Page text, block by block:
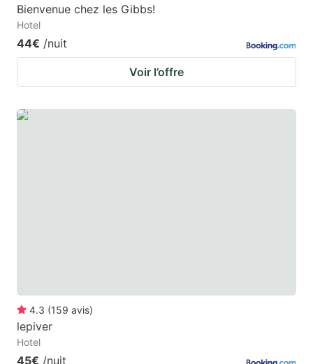
Bienvenue chez les Gibbs!
Hotel
44€ /nuit
Voir l’offre
4.3 (159 avis)
lepiver
Hotel
45€ /nuit